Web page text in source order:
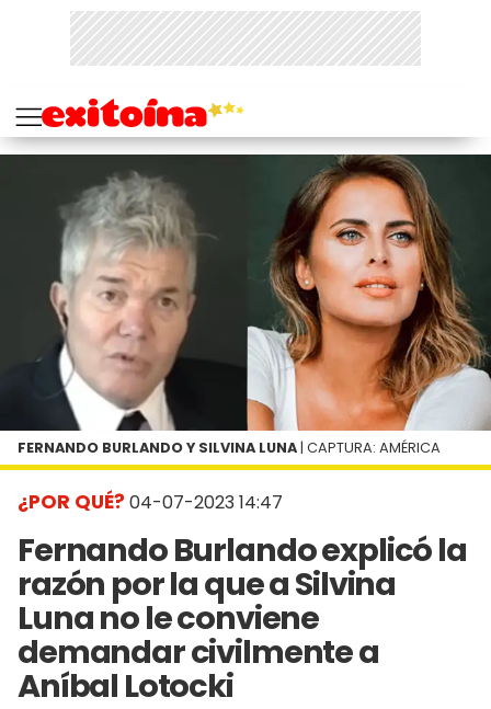
¿POR QUÉ? 04-07-2023 14:47
Fernando Burlando explicó la
razón por la que a Silvina
Luna no le conviene
demandar civilmente a
Aníbal Lotocki
FERNANDO BURLANDO Y SILVINA LUNA | CAPTURA: AMÉRICA